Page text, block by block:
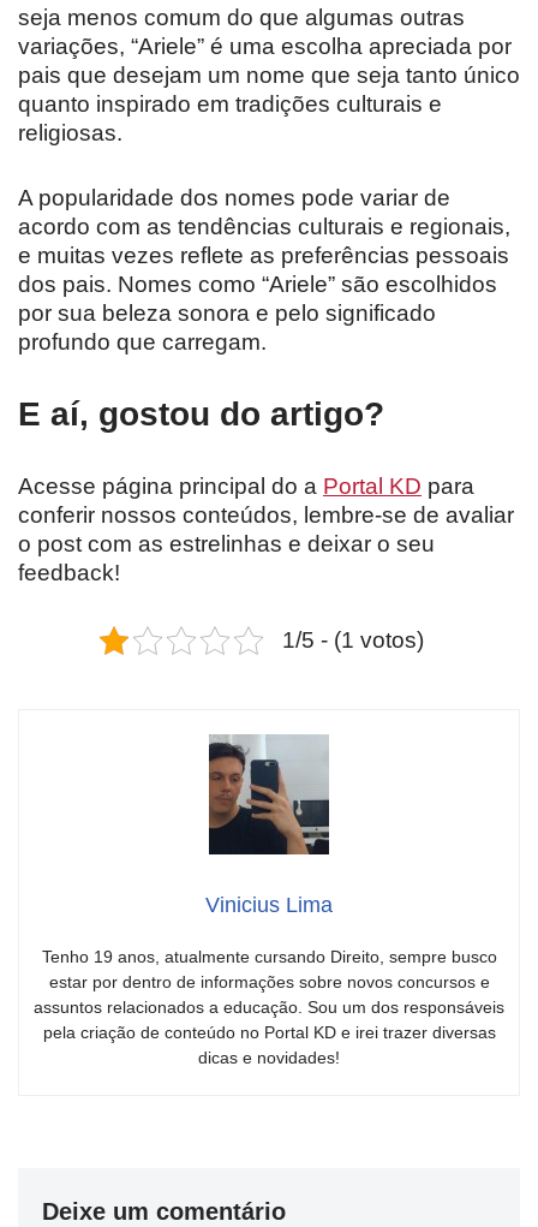
seja menos comum do que algumas outras
variações, “Ariele” é uma escolha apreciada por
pais que desejam um nome que seja tanto único
quanto inspirado em tradições culturais e
religiosas.
A popularidade dos nomes pode variar de
acordo com as tendências culturais e regionais,
e muitas vezes reflete as preferências pessoais
dos pais. Nomes como “Ariele” são escolhidos
por sua beleza sonora e pelo significado
profundo que carregam.
E aí, gostou do artigo?
Acesse página principal do a Portal KD para
conferir nossos conteúdos, lembre-se de avaliar
o post com as estrelinhas e deixar o seu
feedback!
1/5 - (1 votos)
Vinicius Lima
Tenho 19 anos, atualmente cursando Direito, sempre busco
estar por dentro de informações sobre novos concursos e
assuntos relacionados a educação. Sou um dos responsáveis
pela criação de conteúdo no Portal KD e irei trazer diversas
dicas e novidades!
Deixe um comentário